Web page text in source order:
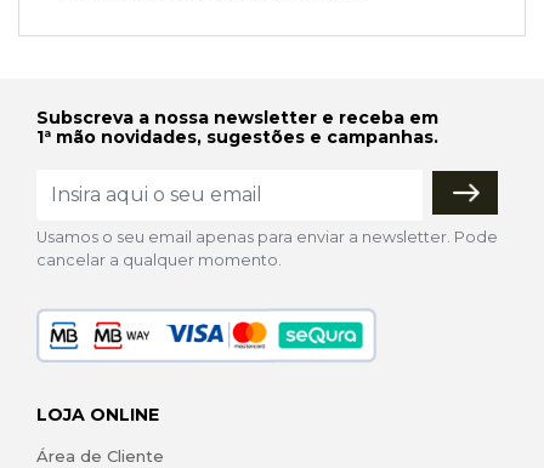
Subscreva a nossa newsletter e receba em
1ª mão novidades, sugestões e campanhas.
Usamos o seu email apenas para enviar a newsletter. Pode
cancelar a qualquer momento.
LOJA ONLINE
Área de Cliente